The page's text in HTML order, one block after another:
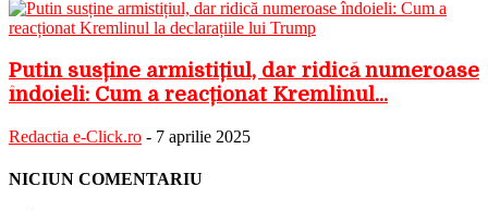
Putin susține armistițiul, dar ridică numeroase
îndoieli: Cum a reacționat Kremlinul...
Redactia e-Click.ro - 7 aprilie 2025
NICIUN COMENTARIU